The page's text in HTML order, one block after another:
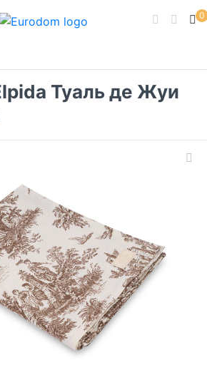
0
Туаль де Жуи